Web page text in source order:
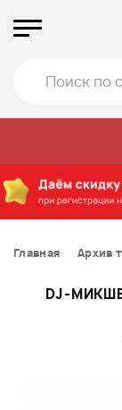
Главная Архив
DJ-